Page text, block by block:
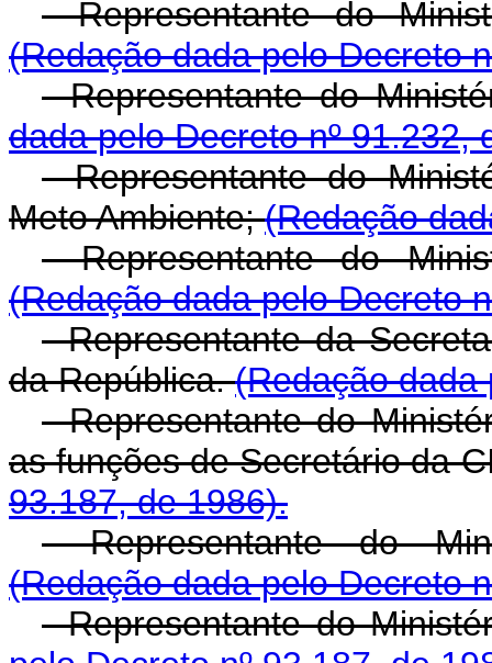
- Representante do
(Redação dada pelo Decreto
- Representante do
dada pelo Decreto nº 91.232,
- Representante do
Meto Ambiente;(Redação
- Representante do
(Redação dada pelo Decreto
- Representante da
da República.(Redação dada
- Representante do
as funções de Secretário da
93.187, de 1986).
- Representante do
(Redação dada pelo Decreto
- Representante do